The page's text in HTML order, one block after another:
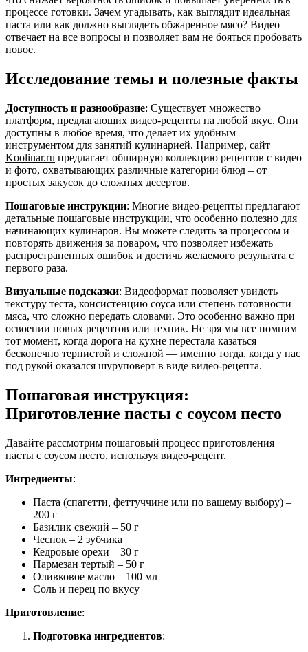
процессе готовки. Зачем угадывать, как выглядит идеальная
паста или как должно выглядеть обжаренное мясо? Видео
отвечает на все вопросы и позволяет вам не бояться пробовать
новое.
Исследование темы и полезные факты
Доступность и разнообразие: Существует множество
платформ, предлагающих видео-рецепты на любой вкус. Они
доступны в любое время, что делает их удобным
инструментом для занятий кулинарией. Например, сайт
Koolinar.ru предлагает обширную коллекцию рецептов с видео
и фото, охватывающих различные категории блюд – от
простых закусок до сложных десертов.
Пошаговые инструкции: Многие видео-рецепты предлагают
детальные пошаговые инструкции, что особенно полезно для
начинающих кулинаров. Вы можете следить за процессом и
повторять движения за поваром, что позволяет избежать
распространенных ошибок и достичь желаемого результата с
первого раза.
Визуальные подсказки: Видеоформат позволяет увидеть
текстуру теста, консистенцию соуса или степень готовности
мяса, что сложно передать словами. Это особенно важно при
освоении новых рецептов или техник. Не зря мы все помним
тот момент, когда дорога на кухне перестала казаться
бесконечно тернистой и сложной — именно тогда, когда у нас
под рукой оказался шуруповерт в виде видео-рецепта.
Пошаговая инструкция:
Приготовление пасты с соусом песто
Давайте рассмотрим пошаговый процесс приготовления
пасты с соусом песто, используя видео-рецепт.
Ингредиенты:
Паста (спагетти, феттуччине или по вашему выбору) –
200 г
Базилик свежий – 50 г
Чеснок – 2 зубчика
Кедровые орехи – 30 г
Пармезан тертый – 50 г
Оливковое масло – 100 мл
Соль и перец по вкусу
Приготовление:
Подготовка ингредиентов: